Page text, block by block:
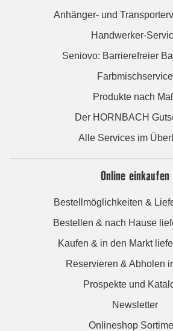
Anhänger- und
Handwerker-
Seniovo: Barrierefreier
Farbmischservice
Produkte nach
Der HORNBACH
Alle Services im
Online einkaufen
Bestellmöglichkeiten &
Bestellen & nach Hause
Kaufen & in den Markt
Reservieren & Abholen
Prospekte und
Newsletter
Onlineshop